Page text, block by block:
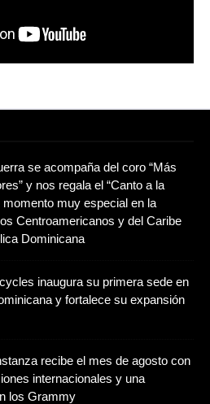
se acompaña del coro “Más
y nos regala el “Canto a la
momento muy especial en la
Centroamericanos y del Caribe
Dominicana
inaugura su primera sede en
y fortalece su expansión
recibe el mes de agosto con
internacionales y una
los Grammy